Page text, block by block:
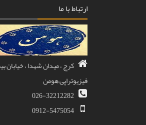
ارتباط با ما
کرج ، میدان شهدا ، خیابان
فیزیوتراپی هومن
026-32212282
0912-5475054